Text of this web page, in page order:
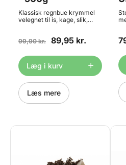
Klassisk regnbue krymmel
velegnet til is, kage, slik,
skal gøres ekstra festlige.
krymmel.
99,90 kr. 89,95 kr.
Læg i kurv
Læs mere